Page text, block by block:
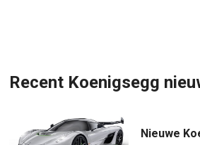
Recent Koenigsegg
Nieuwe